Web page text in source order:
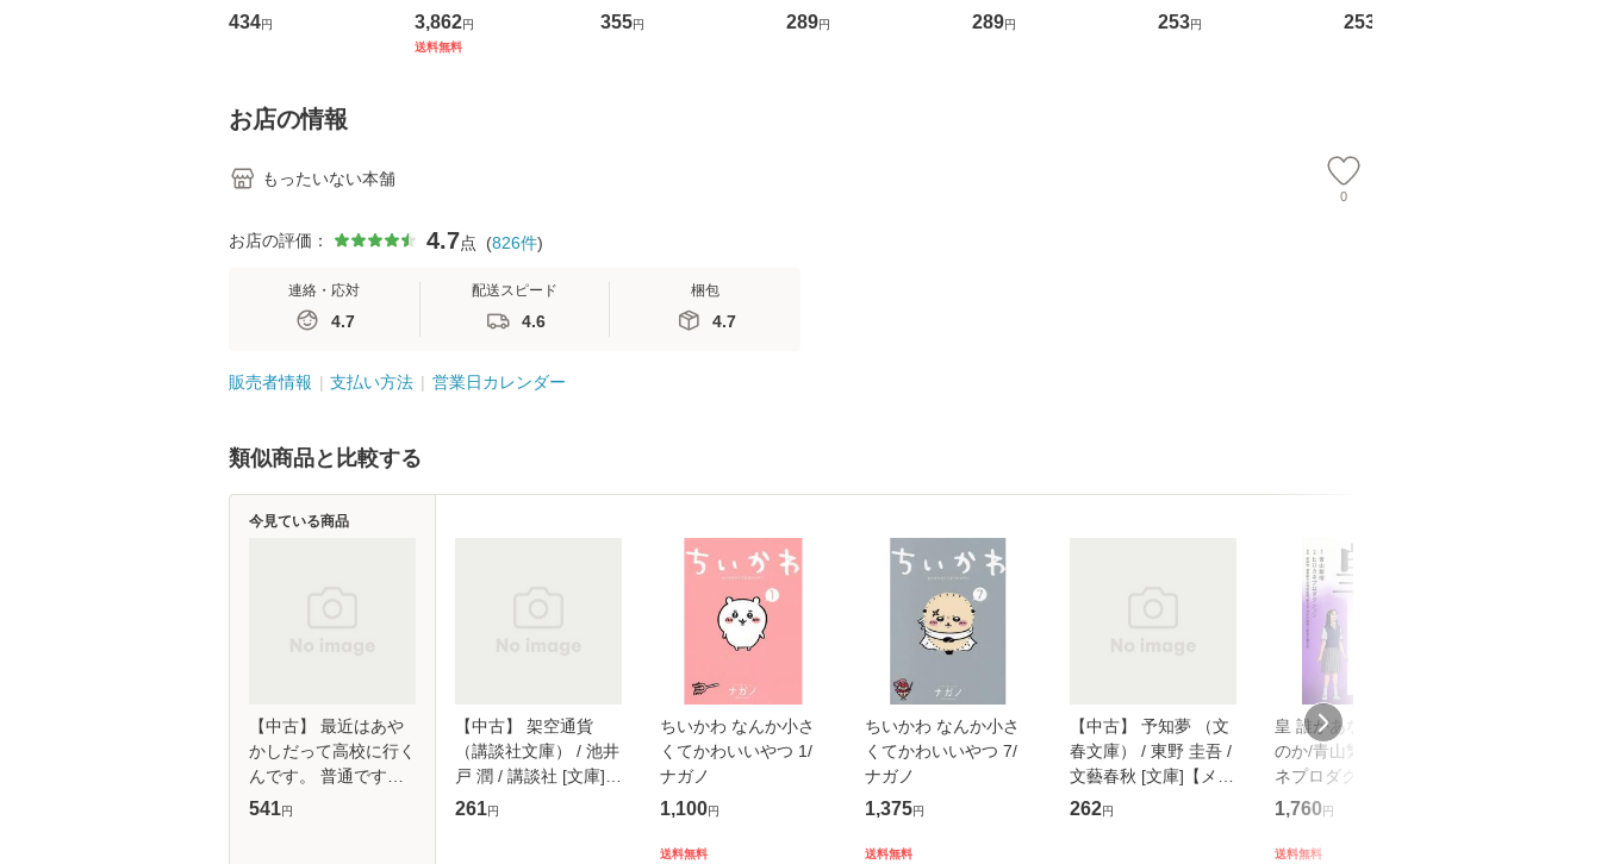
トウエスト・ジャパン
[CD]【メール便送料無
434円
の看護マネジメントス
キル 改訂第3版 (看護
3,862円
送料無料
ーンレコード [CD]
【メール便送料無料】
355円
かり / [CD]【メール便
送料無料】
289円
盤） / 清水翔太×加藤
ミリヤ / [CD]【メール
289円
めるようになる！ 会
計超入門！ / 佐伯 良
253円
ト) / 東野圭吾 / 祥伝
253
お店の情報
もったいない本舗
0
お店の評価： 4.7点 (826件)
連絡・応対
4.7
配送スピード
4.6
梱包
4.7
販売者情報 支払い方法 営業日カレンダー
類似商品と比較する
【中古】 最近はあや
かしだって高校に行く
んです。 普通ですが
何か? (ビーズログ文
541円
今見ている商品
【中古】 架空通貨
（講談社文庫） / 池井
戸 潤 / 講談社 [文庫]
【メール便送料無料】
261円
ちいかわ なんか小さ
くてかわいいやつ 1/
ナガノ
1,100円
送料無料
ちいかわ なんか小さ
くてかわいいやつ 7/
ナガノ
1,375円
送料無料
【中古】 予知夢 （文
春文庫） / 東野 圭吾 /
文藝春秋 [文庫]【メー
ル便送料無料】
262円
皇 誰があなたを護る
のか/青山繁晴/ヒロカ
ネプロダクション/新
田均
1,760 円
送料無料